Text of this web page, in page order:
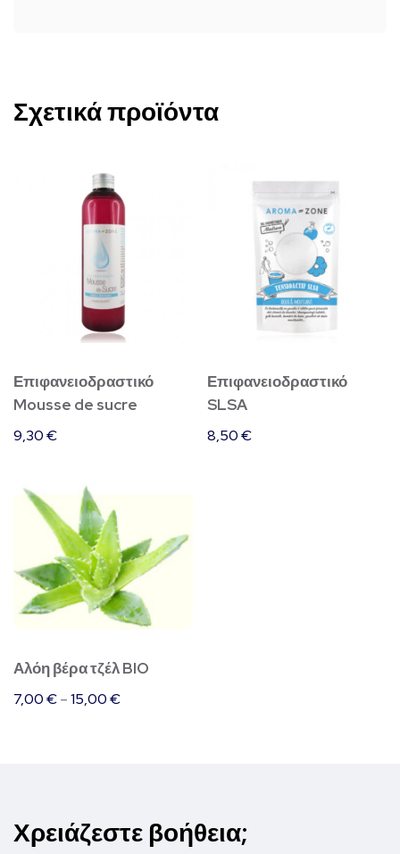
Σχετικά προϊόντα
Επιφανειοδραστικό
Mousse de sucre
9,30€
Επιφανειοδραστικό
SLSA
8,50€
Αυτό
προϊόν
έχει
πολλαπλές
επιλογές
μπορούν
του
Αλόη βέρα τζέλ BIO
7,00€–15,00€
Χρειάζεστε βοήθεια;